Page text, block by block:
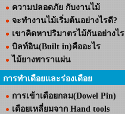
ความปลอดภัย กับงานไม้
จะทำงานไม้เริ่มต้นอย่างไรดี?
เขาคิดหาปริมาตรไม้กันอย่างไร
บิลท์อิน(Built in)คืออะไร
ไม้ยางพาราแผ่น
การทำเดือยและร่องเดือย
การเข้าเดือยกลม(Dowel Pin)
เดือยเหลี่ยมจาก Hand tools